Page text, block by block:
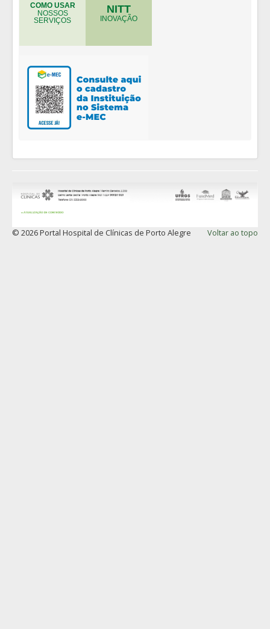
COMO USAR
NOSSOS
SERVIÇOS
NITT
INOVAÇÃO
Voltar ao topo
© 2026 Portal Hospital de Clínicas de Porto Alegre